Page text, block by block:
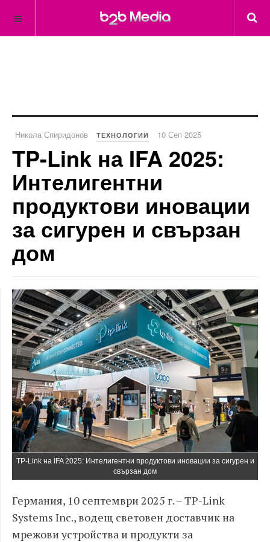
Никола Спиридонов ТЕХНОЛОГИИ 10 Сеп 2025
TP-Link на IFA 2025:
Интелигентни
продуктови иновации
за сигурен и свързан
дом
TP-Link на IFA 2025: Интелигентни продуктови иновации за сигурен и
свързан дом
Германия, 10 септември 2025 г. – TP-Link
Systems Inc., водещ световен доставчик на
мрежови устройства и продукти за